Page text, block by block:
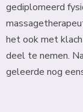
gediplomeerd
het ook met
deel te nemen.
geleerde nog